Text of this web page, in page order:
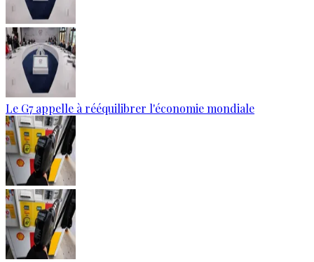
Le G7 appelle à rééquilibrer l'économie mondiale